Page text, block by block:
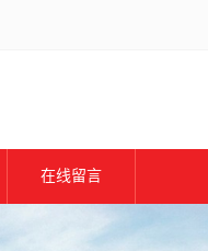
在线留言